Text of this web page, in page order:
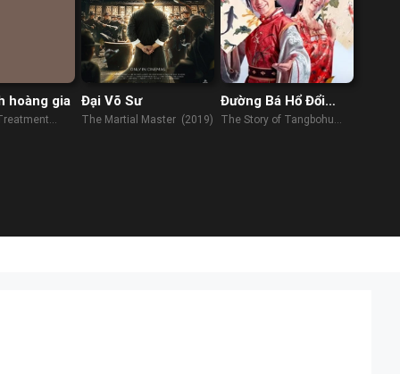
hoàng gia Đại Võ Sư
The Martial Master (2019)
Đường Bá Hổ Đổi
Trắng Thay Đen
The Story of Tangbohu